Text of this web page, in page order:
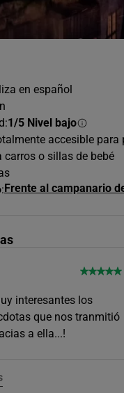
en español
1/5 Nivel bajo
accesible
o sillas de bebé
Frente al campanario
interesantes los
que nos tranmitió
a ella...!